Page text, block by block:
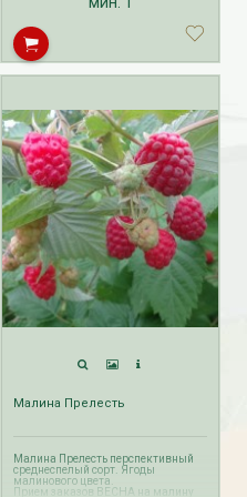
Малина Прелесть
Малина Прелесть перспективный
среднеспелый сорт. Ягоды
малинового цвета.
Прием заказов ВЕСНА на малину